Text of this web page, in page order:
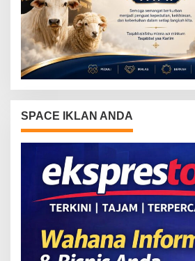
SPACE IKLAN ANDA